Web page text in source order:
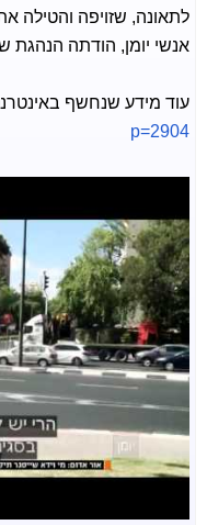
לתאונה, שזויפה והטילה
אנשי יומן, הודתה הנהגת
עוד מידע שנחשף
p=2904